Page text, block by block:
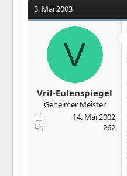
3. Mai 2003
V
Vril-Eulenspiegel
Geheimer Meister
14. Mai 2002
262